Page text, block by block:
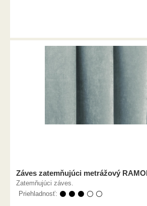
Záves zatemňujúci metrážový
Zatemňujúci záves.
Priehladnosť: ⚫ ⚫ ⚫ ⚪ ⚪